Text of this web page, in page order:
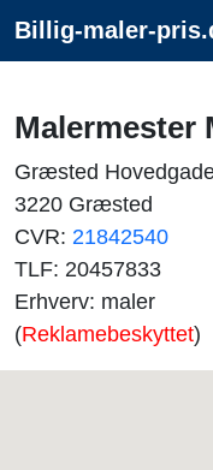
Billig-maler-
Malermester
Græsted
3220 Græsted
CVR: 21842540
TLF: 20457833
Erhverv: maler
(Reklamebeskyttet)